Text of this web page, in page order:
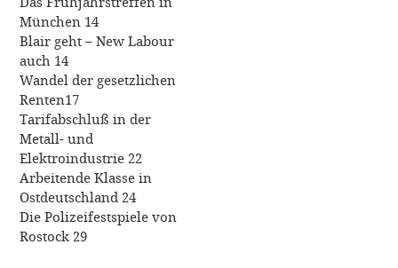
München 14
Blair geht – New Labour
auch 14
Wandel der gesetzlichen
Renten17
Tarifabschluß in der
Metall- und
Elektroindustrie 22
Arbeitende Klasse in
Ostdeutschland 24
Die Polizeifestspiele von
Rostock 29